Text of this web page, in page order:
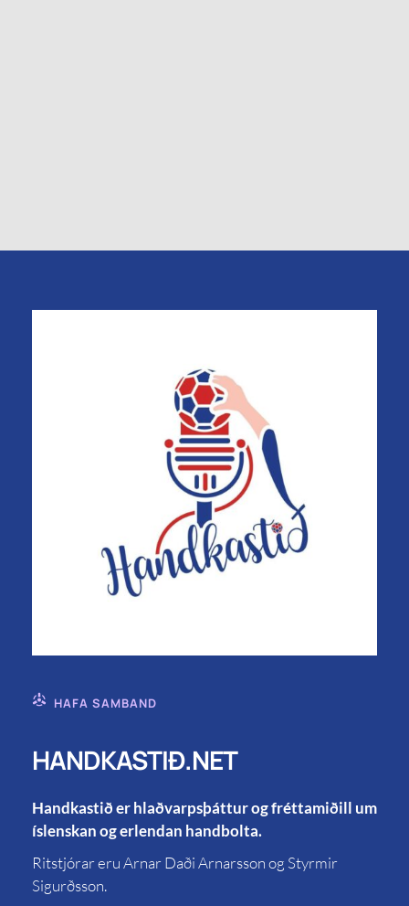
HAFA SAMBAND
HANDKASTIÐ.NET
Handkastið er hlaðvarpsþáttur og fréttamiðill um
íslenskan og erlendan handbolta.
Ritstjórar eru Arnar Daði Arnarsson og Styrmir
Sigurðsson.